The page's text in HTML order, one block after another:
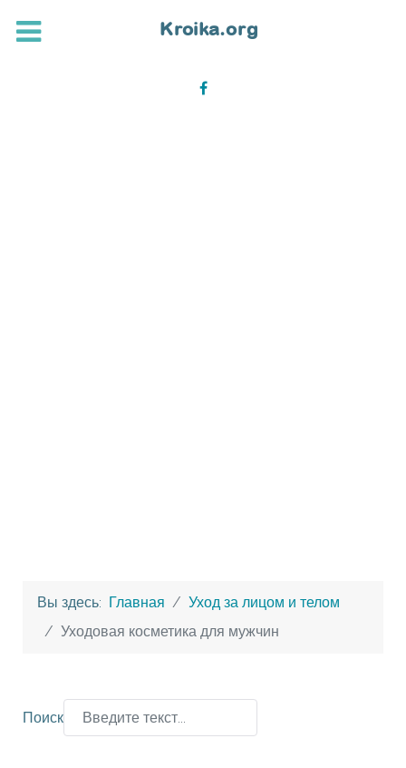
Вы здесь: Главная
Уход за лицом и телом
Уходовая косметика для мужчин
Поиск